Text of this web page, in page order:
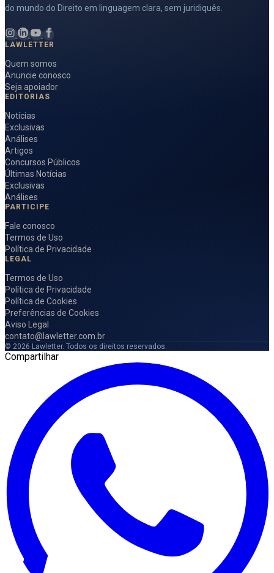
do mundo do Direito em linguagem clara, sem juridiquês.
LAWLETTER
Quem somos
Anuncie conosco
Seja apoiador
EDITORIAS
Notícias
Exclusivas
Análises
Artigos
Concursos Públicos
Últimas Notícias
Exclusivas
Análises
PARTICIPE
Fale conosco
Termos de Uso
Política de Privacidade
LEGAL
Termos de Uso
Política de Privacidade
Política de Cookies
Preferências de Cookies
Aviso Legal
contato@lawletter.com.br
© 2026 Lawletter. Todos os direitos reservados.
Compartilhar